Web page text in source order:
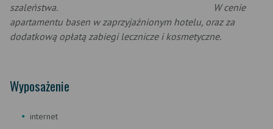
szaleństwa.
W cenie
apartamentu basen w zaprzyjaźnionym hotelu, oraz za
dodatkową opłatą zabiegi lecznicze i kosmetyczne.
Wyposażenie
internet